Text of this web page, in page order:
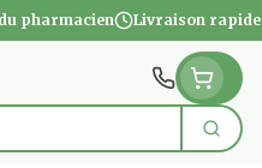
pharmacien Livraison rapide